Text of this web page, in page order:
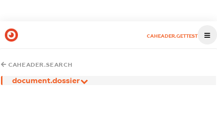
CAHEADER.GETTEST
CAHEADER.SEARCH
document.dossier